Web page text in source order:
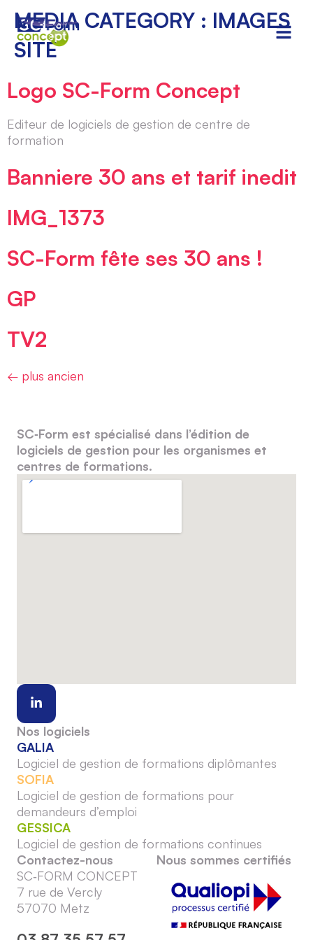
MEDIA CATEGORY : IMAGES
SITE
Logo SC-Form Concept
Editeur de logiciels de gestion de centre de
formation
Banniere 30 ans et tarif inedit
IMG_1373
SC-Form fête ses 30 ans !
GP
TV2
← plus ancien
SC‑Form est spécialisé dans l’édition de
logiciels de gestion pour les organismes et
centres de formations.
Nos logiciels
GALIA
Logiciel de gestion de formations diplômantes
SOFIA
Logiciel de gestion de formations pour
demandeurs d’emploi
GESSICA
Logiciel de gestion de formations continues
Contactez-nous
SC‑FORM CONCEPT
7 rue de Vercly
57070 Metz
Nous sommes certifiés